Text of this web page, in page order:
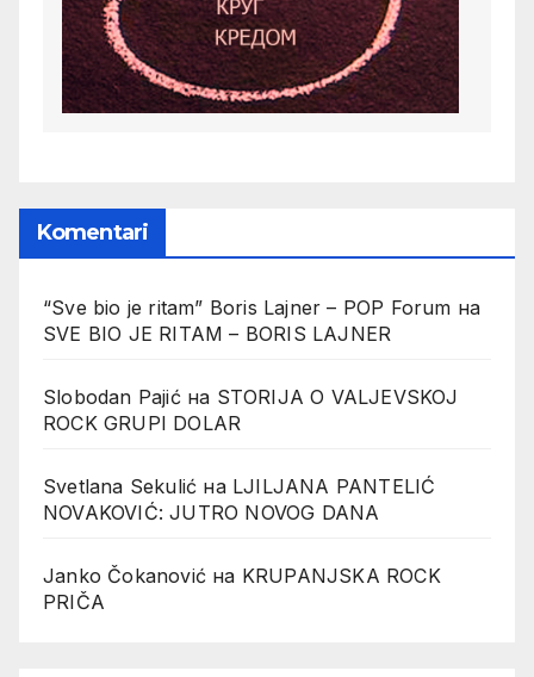
Komentari
“Sve bio je ritam” Boris Lajner – POP Forum на
SVE BIO JE RITAM – BORIS LAJNER
Slobodan Pajićна STORIJA O VALJEVSKOJ
ROCK GRUPI DOLAR
Svetlana Sekulić на LJILJANA PANTELIĆ
NOVAKOVIĆ: JUTRO NOVOG DANA
Janko Čokanović на KRUPANJSKA ROCK
PRIČA